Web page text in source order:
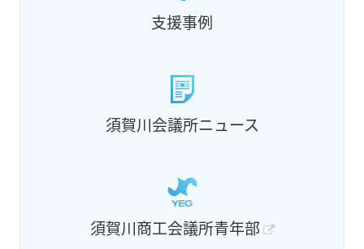
支援事例
須賀川会議所ニュース
須賀川商工会議所青年部